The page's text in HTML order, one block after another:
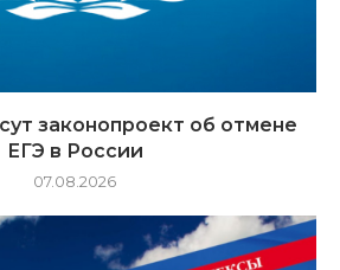
законопроект об отмене
ЕГЭ в России
07.08.2026